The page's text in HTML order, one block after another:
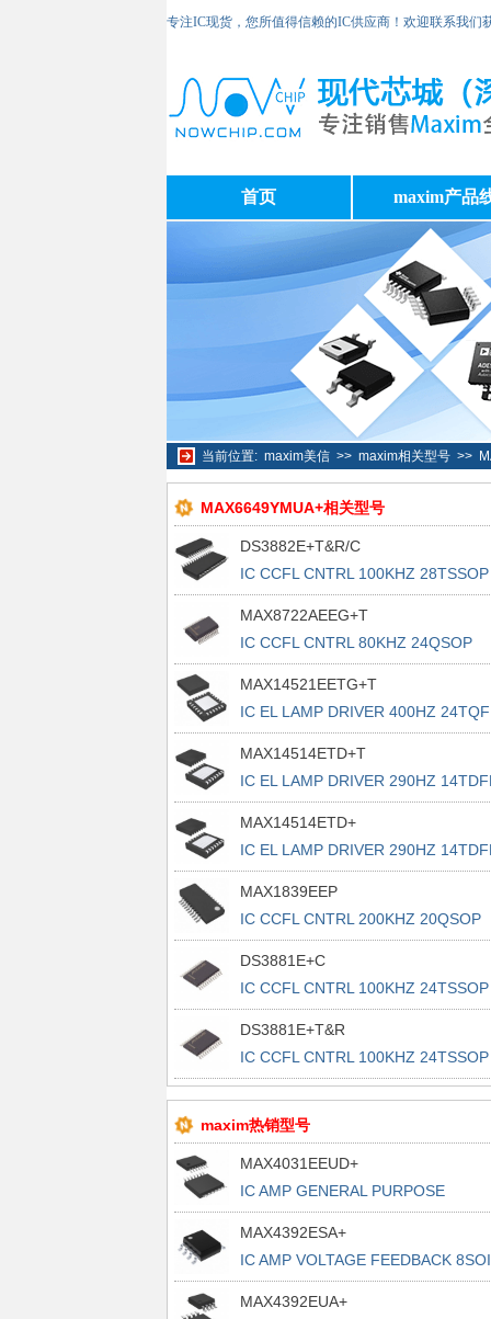
专注IC现货，您所值得信赖的IC供应商！欢迎联系我们
首页 maxim产品
当前位置: maxim美信>> maxim相关型号>>
MAX6649YMUA+相关型号
DS3882E+T&R/C
IC CCFL CNTRL 100KHZ 28TSSOP
MAX8722AEEG+T
IC CCFL CNTRL 80KHZ 24QSOP
MAX14521EETG+T
IC EL LAMP DRIVER 400HZ
MAX14514ETD+T
IC EL LAMP DRIVER 290HZ
MAX14514ETD+
IC EL LAMP DRIVER 290HZ
MAX1839EEP
IC CCFL CNTRL 200KHZ 20QSOP
DS3881E+C
IC CCFL CNTRL 100KHZ 24TSSOP
DS3881E+T&R
IC CCFL CNTRL 100KHZ 24TSSOP
maxim热销型号
MAX4031EEUD+
IC AMP GENERAL PURPOSE
14TSSOP
MAX4392ESA+
IC AMP VOLTAGE FEEDBACK
MAX4392EUA+